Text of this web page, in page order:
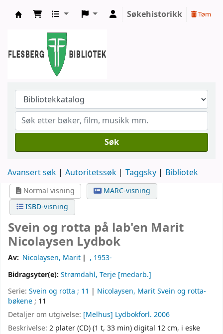
Søkehistorikk Tøm
Søk
Avansert søk Autoritetssøk Taggsky Bibliotek
Normal visning
MARC-visning
ISBD-visning
Svein og rotta på lab'en Marit
Nicolaysen Lydbok
Av: Nicolaysen, Marit
, 1953-
Bidragsyter(e): Strømdahl, Terje [medarb.]
Serie: Svein og rotta ; 11 | Nicolaysen, Marit Svein og rotta-
bøkene; 11
Detaljer om utgivelse: [Melhus] Lydbokforl. 2006
Beskrivelse: 2 plater (CD) (1 t, 33 min) digital 12 cm, i eske